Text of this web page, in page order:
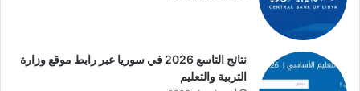
نتائج التاسع 2026 في سوريا عبر رابط موقع وزارة
التربية والتعليم